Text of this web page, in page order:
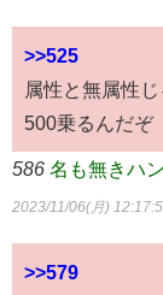
>>525
属性と無属性
500乗るんだぞ
586 名も無きハ
2023/11/06(月)
>>579